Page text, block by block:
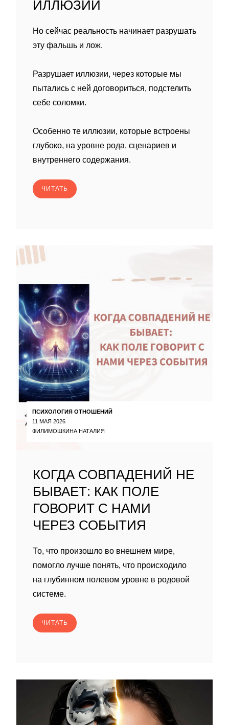
ИЛЛЮЗИИ
Но сейчас реальность начинает разрушать
эту фальшь и лож.
Разрушает иллюзии, через которые мы
пытались с ней договориться, подстелить
себе соломки.
Особенно те иллюзии, которые встроены
глубоко, на уровне рода, сценариев и
внутреннего содержания.
ЧИТАТЬ
ПСИХОЛОГИЯ ОТНОШЕНИЙ
11 МАЯ 2026
ФИЛИМОШКИНА НАТАЛИЯ
КОГДА СОВПАДЕНИЙ НЕ
БЫВАЕТ: КАК ПОЛЕ
ГОВОРИТ С НАМИ
ЧЕРЕЗ СОБЫТИЯ
То, что произошло во внешнем мире,
помогло лучше понять, что происходило
на глубинном полевом уровне в родовой
системе.
ЧИТАТЬ